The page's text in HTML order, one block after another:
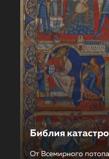
Библия
От Всемирного